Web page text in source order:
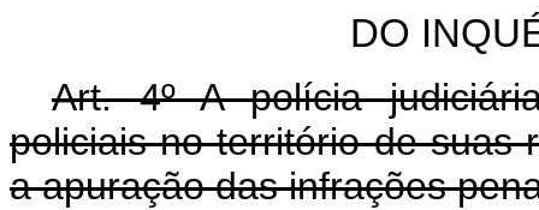
DO
Art. 4º A polícia
policiais no território de suas
a apuração das infrações